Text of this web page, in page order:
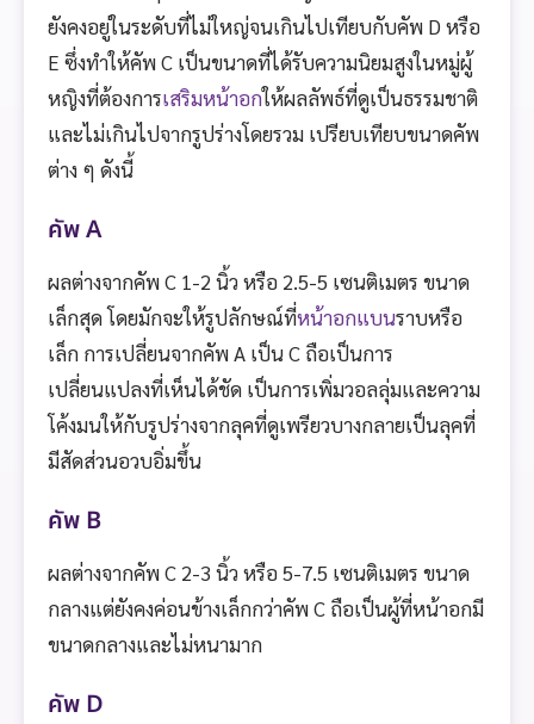
ยังคงอยู่ในระดับที่ไม่ใหญ่จนเกินไปเทียบกับคัพ D หรือ
E ซึ่งทำให้คัพ C เป็นขนาดที่ได้รับความนิยมสูงในหมู่ผู้
หญิงที่ต้องการเสริมหน้าอกให้ผลลัพธ์ที่ดูเป็นธรรมชาติ
และไม่เกินไปจากรูปร่างโดยรวม เปรียบเทียบขนาดคัพ
ต่าง ๆ ดังนี้
คัพ A
ผลต่างจากคัพ C 1-2 นิ้ว หรือ 2.5-5 เซนติเมตร ขนาด
เล็กสุด โดยมักจะให้รูปลักษณ์ที่หน้าอกแบนราบหรือ
เล็ก การเปลี่ยนจากคัพ A เป็น C ถือเป็นการ
เปลี่ยนแปลงที่เห็นได้ชัด เป็นการเพิ่มวอลลุ่มและความ
โค้งมนให้กับรูปร่างจากลุคที่ดูเพรียวบางกลายเป็นลุคที่
มีสัดส่วนอวบอิ่มขึ้น
คัพ B
ผลต่างจากคัพ C 2-3 นิ้ว หรือ 5-7.5 เซนติเมตร ขนาด
กลางแต่ยังคงค่อนข้างเล็กกว่าคัพ C ถือเป็นผู้ที่หน้าอกมี
ขนาดกลางและไม่หนามาก
คัพ D